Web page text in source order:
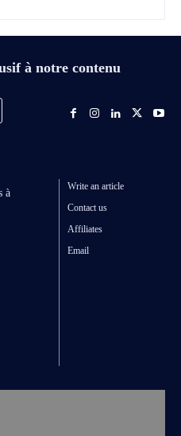
à notre contenu
à
Write an article
Contact us
Affiliates
Email